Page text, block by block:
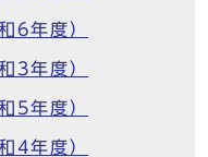
6年度）
3年度）
5年度）
4年度）